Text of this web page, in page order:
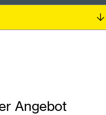
Angebot